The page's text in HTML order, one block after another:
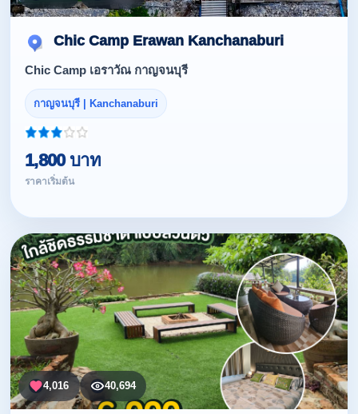
Chic Camp Erawan Kanchanaburi
Chic Camp เอราวัณ กาญจนบุรี
กาญจนบุรี | Kanchanaburi
1,800 บาท
ราคาเริ่มต้น
4,016 40,694